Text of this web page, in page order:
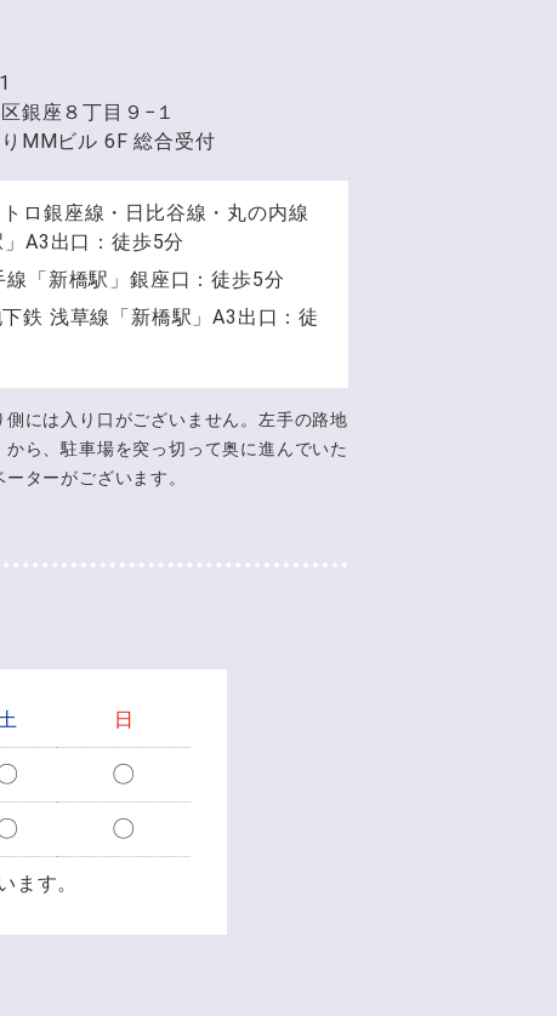
銀座８丁目９−１
MMビル 6F 総合受付
ロ銀座線・日比谷線・丸の内線
」A3出口：徒歩5分
線「新橋駅」銀座口：徒歩5分
鉄 浅草線「新橋駅」A3出口：徒
側には入り口がございません。左手の路地
から、駐車場を突っ切って奥に進んでいた
ターがございます。
日
〇
〇
ます。